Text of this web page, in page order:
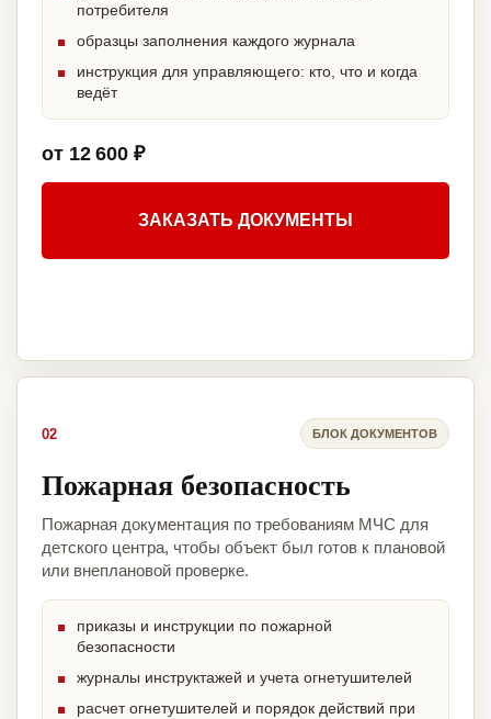
потребителя
образцы заполнения каждого журнала
инструкция для управляющего: кто, что и когда
ведёт
от 12 600 ₽
ЗАКАЗАТЬ ДОКУМЕНТЫ
02 БЛОК ДОКУМЕНТОВ
Пожарная безопасность
Пожарная документация по требованиям МЧС для
детского центра, чтобы объект был готов к плановой
или внеплановой проверке.
приказы и инструкции по пожарной
безопасности
журналы инструктажей и учета огнетушителей
расчет огнетушителей и порядок действий при